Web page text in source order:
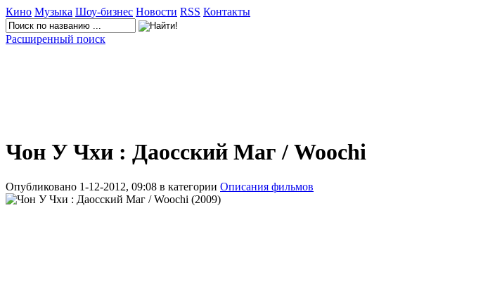
Кино Музыка Шоу-бизнес Новости RSS Контакты
Расширенный поиск
Чон У Чхи : Даосский Маг / Woochi
Опубликовано 1-12-2012, 09:08 в категории Описания фильмов